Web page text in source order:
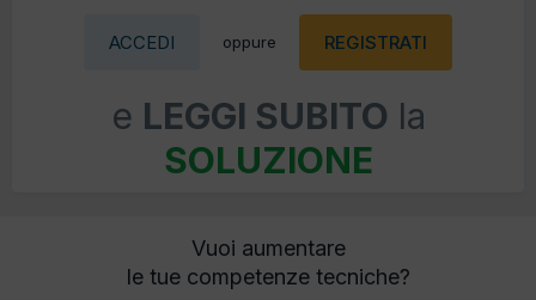
ACCEDI oppure REGISTRATI
e LEGGI SUBITO la
SOLUZIONE
Vuoi aumentare
le tue competenze tecniche?